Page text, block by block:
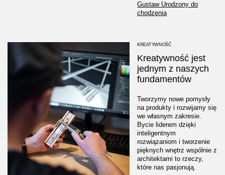
KREATYWNOŚĆ
Kreatywność jest
jednym z naszych
fundamentów
Tworzymy nowe pomysły
na produkty i rozwijamy się
we własnym zakresie.
Bycie liderem dzięki
inteligentnym
rozwiązaniom i tworzenie
pięknych wnętrz wspólnie z
architektami to rzeczy,
które nas pasjonują.
Gustaw Urodzony do
chodzenia